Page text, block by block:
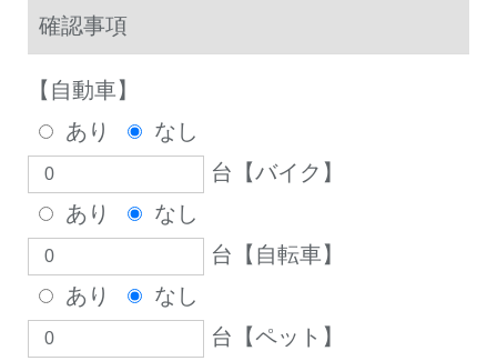
確認事項
【自動車】
あり
なし
台【バイク】
あり
なし
台【自転車】
あり
なし
台【ペット】